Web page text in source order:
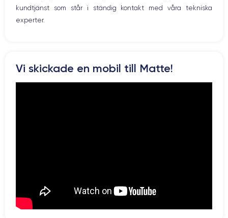
kundtjänst som står i ständig kontakt med våra tekniska
experter.
Vi skickade en mobil till Matte!